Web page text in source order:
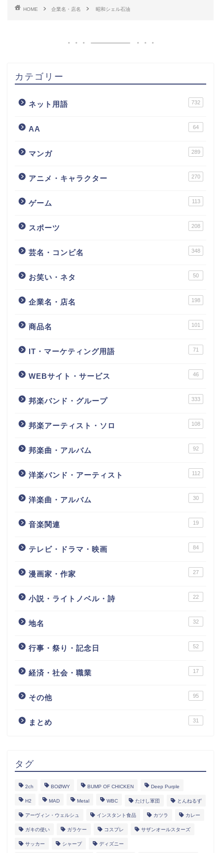
HOME 企業名・店名 昭和シェル石油
カテゴリー
ネット用語 732
AA 64
マンガ 289
アニメ・キャラクター 270
ゲーム 113
スポーツ 208
芸名・コンビ名 348
お笑い・ネタ 50
企業名・店名 198
商品名 101
IT・マーケティング用語 71
WEBサイト・サービス 46
邦楽バンド・グループ 333
邦楽アーティスト・ソロ 108
邦楽曲・アルバム 92
洋楽バンド・アーティスト 112
洋楽曲・アルバム 30
音楽関連 19
テレビ・ドラマ・映画 84
漫画家・作家 27
小説・ライトノベル・詩 22
地名 32
行事・祭り・記念日 52
経済・社会・職業 17
その他 95
まとめ 31
タグ
2ch BOØWY BUMP OF CHICKEN Deep Purple
H2 MAD Metal WBC たけし軍団 とんねるず
アーヴィン・ウェルシュ インスタント食品 カツラ カレー
ガキの使い ガラケー コスプレ サザンオールスターズ
サッカー シャープ ディズニー